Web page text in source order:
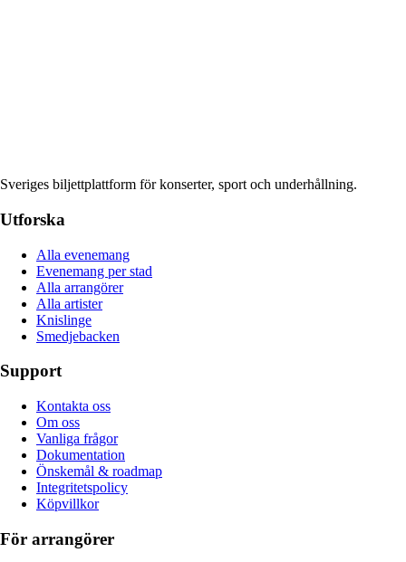
Sveriges biljettplattform för konserter, sport och underhållning.
Utforska
Alla evenemang
Evenemang per stad
Alla arrangörer
Alla artister
Knislinge
Smedjebacken
Support
Kontakta oss
Om oss
Vanliga frågor
Dokumentation
Önskemål & roadmap
Integritetspolicy
Köpvillkor
För arrangörer